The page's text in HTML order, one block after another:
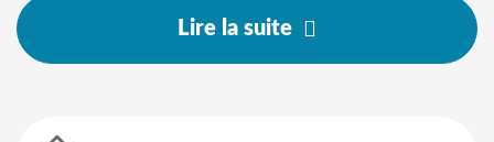
Lire la suite